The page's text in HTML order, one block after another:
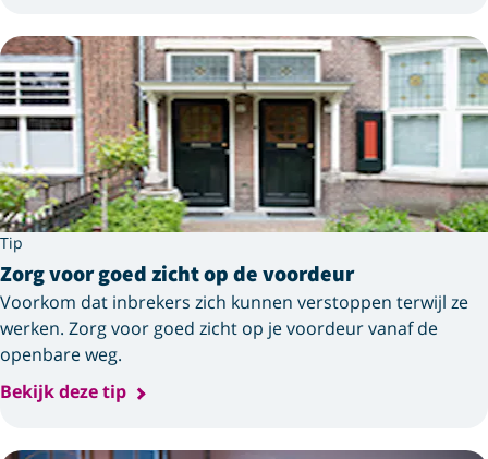
Tip
Zorg voor goed zicht op de voordeur
Voorkom dat inbrekers zich kunnen verstoppen terwijl ze
werken. Zorg voor goed zicht op je voordeur vanaf de
openbare weg.
Bekijk deze tip